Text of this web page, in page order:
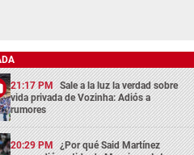
21:17 PM Sale a la luz la verdad sobre
vida privada de Vozinha: Adiós a
rumores
20:29 PM ¿Por qué Said Martínez